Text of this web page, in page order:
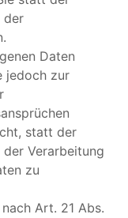
der
Daten
jedoch zur
statt der
Verarbeitung
zu
Art. 21 Abs.